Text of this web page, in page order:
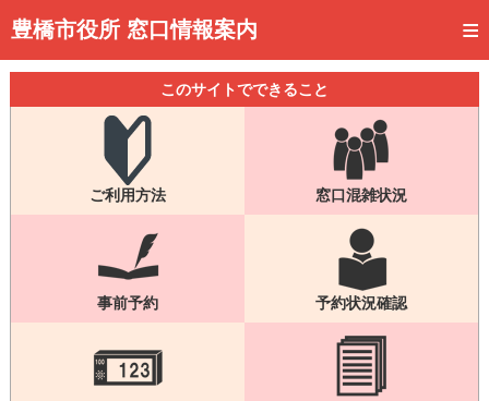
豊橋市役所 窓口情報案内
トップページ
ご利用方法
予約状況確認
窓口混雑状況
待ち状況確認
交付状況確認
混雑予想カレンダー
このサイトでできること
ご利用方法 窓口混雑状況
事前予約 予約状況確認